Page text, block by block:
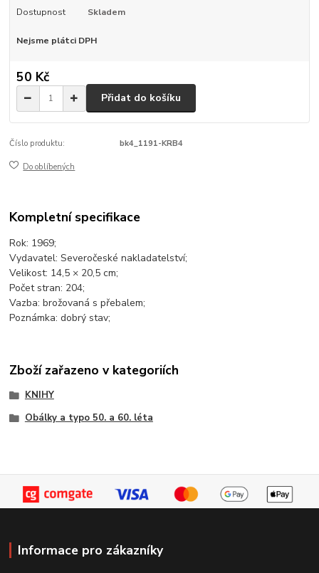
Dostupnost Skladem
Nejsme plátci DPH
50 Kč
Přidat do košíku
Číslo produktu: bk4_1191-KRB4
Do oblíbených
Kompletní specifikace
Rok: 1969;
Vydavatel: Severočeské nakladatelství;
Velikost: 14,5 × 20,5 cm;
Počet stran: 204;
Vazba: brožovaná s přebalem;
Poznámka: dobrý stav;
Zboží zařazeno v kategoriích
KNIHY
Obálky a typo 50. a 60. léta
Informace pro zákazníky